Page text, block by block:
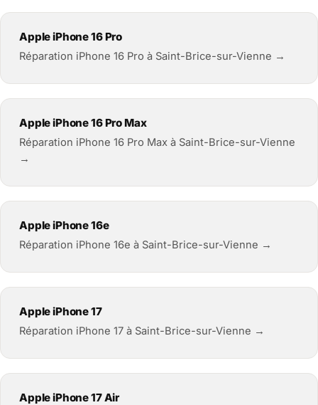
Apple iPhone 16 Pro
Réparation iPhone 16 Pro à Saint-Brice-sur-Vienne →
Apple iPhone 16 Pro Max
Réparation iPhone 16 Pro Max à Saint-Brice-sur-Vienne
→
Apple iPhone 16e
Réparation iPhone 16e à Saint-Brice-sur-Vienne →
Apple iPhone 17
Réparation iPhone 17 à Saint-Brice-sur-Vienne →
Apple iPhone 17 Air